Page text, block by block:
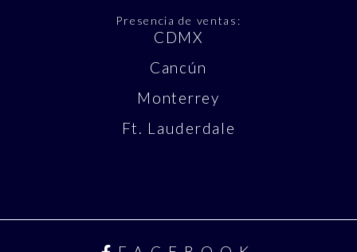
Presencia de ventas:
CDMX
Cancún
Monterrey
Ft. Lauderdale